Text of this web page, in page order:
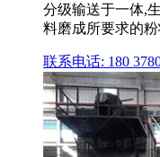
分级输送于一体,
料磨成所要求的粉
联系电话: 180